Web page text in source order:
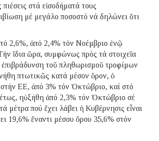
στά εἰσοδήματά τους
μέ μεγάλο ποσοστό νά δηλώνει ὅτι
2,6%, ἀπό 2,4% τόν Νοέμβριο ἐνῷ
ἴδια ὥρα, συμφώνως πρός τά στοιχεῖα
τοῦ πληθωρισμοῦ τροφίμων
πτωτικῶς κατά μέσον ὅρον, ὁ
ΕΕ, ἀπό 3% τόν Ὀκτώβριο, καί στό
ηὐξήθη ἀπό 2,3% τόν Ὀκτώβριο σέ
μέτρα πού ἔχει λάβει ἡ Κυβέρνησις εἶναι
19,6% ἔναντι μέσου ὅρου 35,6% στόν